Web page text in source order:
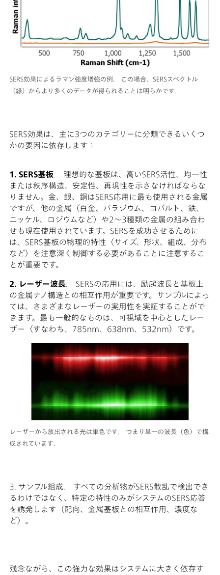
SERS効果によるラマン強度増強の例. この場合、SERSスペクトル
（緑）からより多くのデータが得られることは明らかです.
SERS効果は、主に3つのカテゴリーに分類できるいくつ
かの要因に依存します：
レーザーから放出される光は単色です. つまり単一の波長（色）で構
成されています.
1. SERS基板 . 理想的な基板は、高いSERS活性、均一性
または秩序構造、安定性、再現性を示さなければならな
りません。金、銀、銅はSERS応用に最も使用される金属
ですが、他の金属（白金、パラジウム、コバルト、鉄、
ニッケル、ロジウムなど）や2～3種類の金属の組み合わ
せも現在使用されています。SERSを成功させるために
は、SERS基板の物理的特性（サイズ、形状、組成、分布
など）を注意深く制御する必要があることに注意するこ
とが重要です。
2. レーザー波長 . SERSの応用には、励起波長と基板上
の金属ナノ構造との相互作用が重要です。サンプルによっ
ては、さまざまなレーザーの実用性を実証することがで
きます。最も一般的なものは、可視域を中心としたレー
ザー（すなわち、785nm、638nm、532nm）です。
3. サンプル組成. すべての分析物がSERS散乱で検出でき
るわけではなく、特定の特性のみがシステムのSERS応答
を誘発します（配向、金属基板との相互作用、濃度な
ど）。
残念ながら、この強力な効果はシステムに大きく依存す